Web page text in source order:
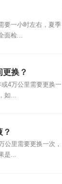
要一小时左右，夏季
面检...
换？
4万公里需要更换一
如...
公里需要更换一次，
是...